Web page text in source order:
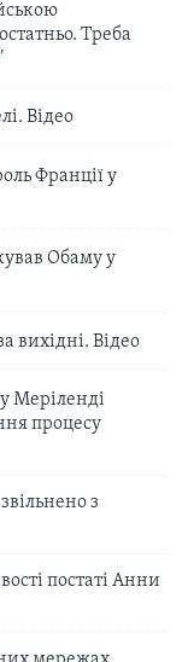
Треба
Відео
Франції у
Обаму у
вихідні. Відео
Меріленді
процесу
з
постаті Анни